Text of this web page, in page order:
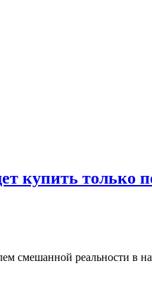
купить только
смешанной реальности в